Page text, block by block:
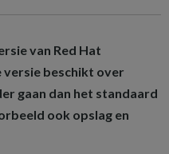
van Red Hat
versie beschikt over
gaan dan het standaard
ook opslag en